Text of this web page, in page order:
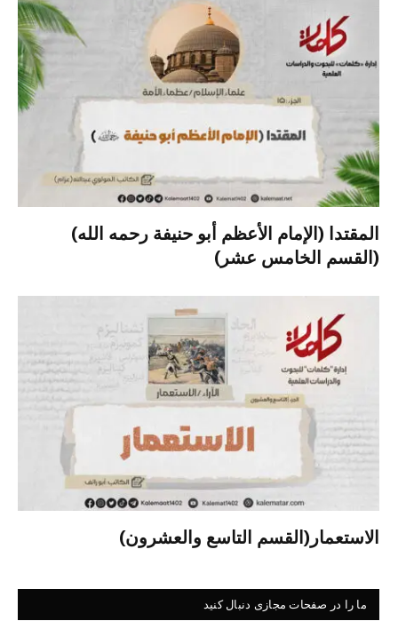
المقتدا (الإمام الأعظم أبو حنيفة رحمه الله)
(القسم الخامس عشر)
الاستعمار(القسم التاسع والعشرون)
ما را در صفحات مجازی دنبال کنید